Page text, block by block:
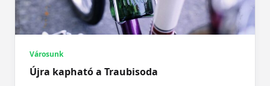
Városunk
Újra kapható a Traubisoda